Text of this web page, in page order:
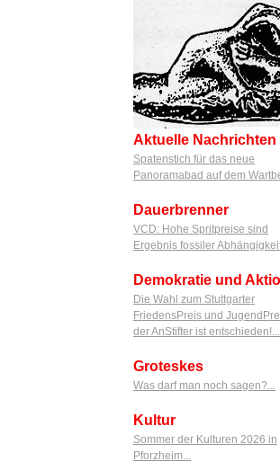
Aktuelle Nachrichten
Spatenstich für das neue
Panoramabad auf dem
Dauerbrenner
VCD: Hohe Spritpreise sind
Ergebnis fossiler
Demokratie und
Die Wahl zum Stuttgarter
FriedensPreis und
der AnStifter ist entschieden!...
Groteskes
Was darf man noch sagen?...
Kultur
Sommer der Kulturen 2026 in
Pforzheim...